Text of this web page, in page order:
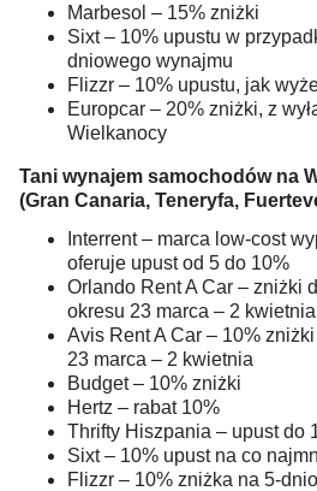
Marbesol – 15% zniżki
Sixt – 10% upustu w
dniowego wynajmu
Flizzr – 10% upustu, jak
Europcar – 20% zniżki, z
Wielkanocy
Tani wynajem samochodów na
(Gran Canaria, Teneryfa,
Interrent – marca low-cost
oferuje upust od 5 do 10%
Orlando Rent A Car – zniżki
okresu 23 marca – 2 kwietnia
Avis Rent A Car – 10%
23 marca – 2 kwietnia
Budget – 10% zniżki
Hertz – rabat 10%
Thrifty Hiszpania – upust do
Sixt – 10% upust na co
Flizzr – 10% zniżka na 5-